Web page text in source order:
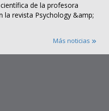
de la profesora
la revista Psychology &amp;
Más noticias